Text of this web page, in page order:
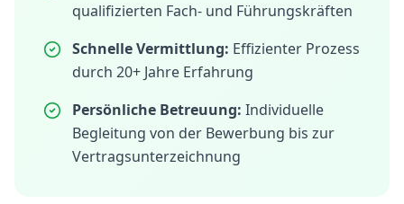
qualifizierten Fach- und Führungskräften
Schnelle Vermittlung: Effizienter Prozess
durch 20+ Jahre Erfahrung
Persönliche Betreuung: Individuelle
Begleitung von der Bewerbung bis zur
Vertragsunterzeichnung